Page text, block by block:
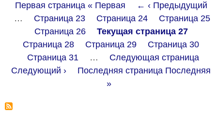
Первая страница « Первая ← ‹ Предыдущий
…
Страница 23 Страница 24 Страница 25
Страница 26 Текущая страница 27
Страница 28 Страница 29 Страница 30
Страница 31 …
Следующая страница
Следующий ›
Последняя страница Последняя
»